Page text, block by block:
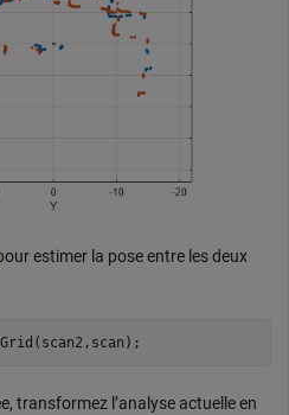
estimer la pose entre les deux
transformez l’analyse actuelle en